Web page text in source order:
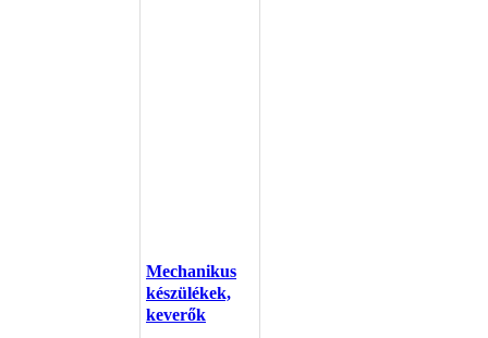
Mechanikus
készülékek,
keverők